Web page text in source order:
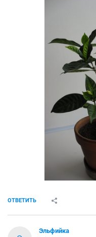
ОТВЕТИТЬ
Эльфийка